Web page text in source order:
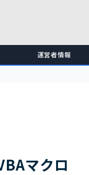
運営者情報
マクロ